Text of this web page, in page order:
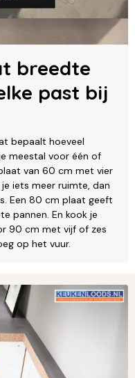
breedte
past bij
bepaalt hoeveel
meestal voor één of
van 60 cm met vier
iets meer ruimte, dan
Een 80 cm plaat geeft
pannen. En kook je
90 cm met vijf of zes
op het vuur.